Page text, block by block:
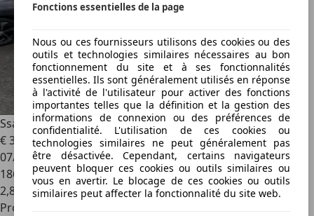
SsangYong Tivoli1.6 XDI
€ 3 200
07/2018
186 750 km
2,8
Professionnel
Fonctions essentielles de la page
Nous ou ces fournisseurs utilisons des cookies ou des
outils et technologies similaires nécessaires au bon
fonctionnement du site et à ses fonctionnalités
essentielles. Ils sont généralement utilisés en réponse
à l'activité de l'utilisateur pour activer des fonctions
importantes telles que la définition et la gestion des
informations de connexion ou des préférences de
confidentialité. L'utilisation de ces cookies ou
technologies similaires ne peut généralement pas
être désactivée. Cependant, certains navigateurs
peuvent bloquer ces cookies ou outils similaires ou
vous en avertir. Le blocage de ces cookies ou outils
similaires peut affecter la fonctionnalité du site web.